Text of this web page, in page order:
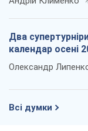
Два
календар осені
Олександр
Всі думки